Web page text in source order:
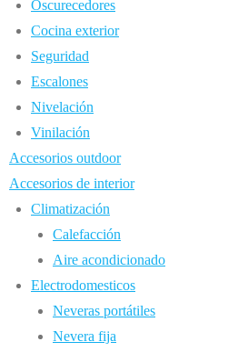
Oscurecedores
Cocina exterior
Seguridad
Escalones
Nivelación
Vinilación
Accesorios outdoor
Accesorios de interior
Climatización
Calefacción
Aire acondicionado
Electrodomesticos
Neveras portátiles
Nevera fija